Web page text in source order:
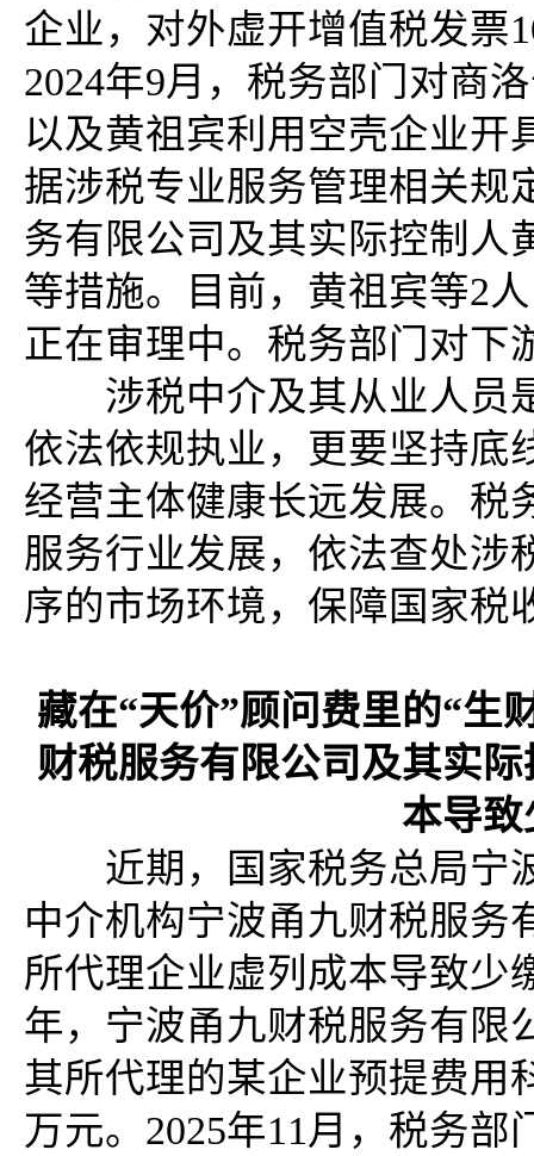
企业，对外虚开增值税发票
2024年9月，税务部门对商
以及黄祖宾利用空壳企业开
据涉税专业服务管理相关规
务有限公司及其实际控制人
等措施。目前，黄祖宾等2
正在审理中。税务部门对下
涉税中介及其从业人员
依法依规执业，更要坚持底
经营主体健康长远发展。税
服务行业发展，依法查处涉
序的市场环境，保障国家税
藏在“天价”顾问费里的“
财税服务有限公司及其实
本导
近期，国家税务总局宁
中介机构宁波甬九财税服务
所代理企业虚列成本导致少
年，宁波甬九财税服务有限
其所代理的某企业预提费用
万元。2025年11月，税务